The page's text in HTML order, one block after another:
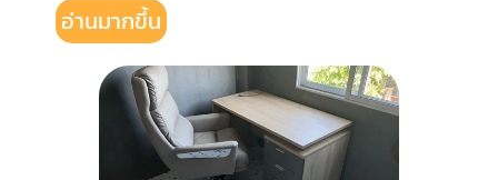
อ่านมากขึ้น